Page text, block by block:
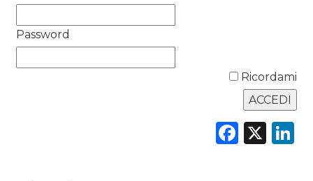
CASE HISTORY
Password
Ricordami
X